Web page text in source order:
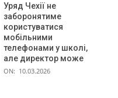
Уряд Чехії не
заборонятиме
користуватися
мобільними
телефонами у школі,
але директор може
ON: 10.03.2026